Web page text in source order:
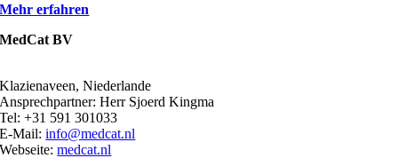
Mehr erfahren
MedCat BV
Klazienaveen, Niederlande
Ansprechpartner: Herr Sjoerd Kingma
Tel: +31 591 301033
E-Mail:info@medcat.nl
Webseite:medcat.nl